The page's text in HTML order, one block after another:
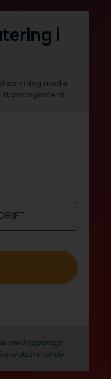
i
vi deg med å
arrangement.
med oppdrags­
uvedkommende.